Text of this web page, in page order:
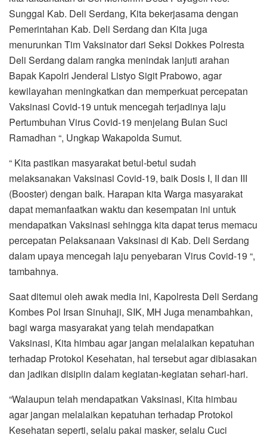
Sunggal Kab. Deli Serdang, Kita bekerjasama dengan
Pemerintahan Kab. Deli Serdang dan Kita juga
menurunkan Tim Vaksinator dari Seksi Dokkes Polresta
Deli Serdang dalam rangka menindak lanjuti arahan
Bapak Kapolri Jenderal Listyo Sigit Prabowo, agar
kewilayahan meningkatkan dan memperkuat percepatan
Vaksinasi Covid-19 untuk mencegah terjadinya laju
Pertumbuhan Virus Covid-19 menjelang Bulan Suci
Ramadhan “, Ungkap Wakapolda Sumut.
“ Kita pastikan masyarakat betul-betul sudah
melaksanakan Vaksinasi Covid-19, baik Dosis I, II dan III
(Booster) dengan baik. Harapan kita Warga masyarakat
dapat memanfaatkan waktu dan kesempatan ini untuk
mendapatkan Vaksinasi sehingga kita dapat terus memacu
percepatan Pelaksanaan Vaksinasi di Kab. Deli Serdang
dalam upaya mencegah laju penyebaran Virus Covid-19 “,
tambahnya.
Saat ditemui oleh awak media ini, Kapolresta Deli Serdang
Kombes Pol Irsan Sinuhaji, SIK, MH Juga menambahkan,
bagi warga masyarakat yang telah mendapatkan
Vaksinasi, Kita himbau agar jangan melalaikan kepatuhan
terhadap Protokol Kesehatan, hal tersebut agar dibiasakan
dan jadikan disiplin dalam kegiatan-kegiatan sehari-hari.
“Walaupun telah mendapatkan Vaksinasi, Kita himbau
agar jangan melalaikan kepatuhan terhadap Protokol
Kesehatan seperti, selalu pakai masker, selalu Cuci